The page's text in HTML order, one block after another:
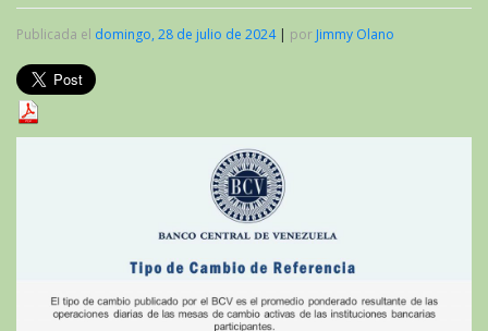
Publicada el domingo, 28 de julio de 2024| por Jimmy Olano